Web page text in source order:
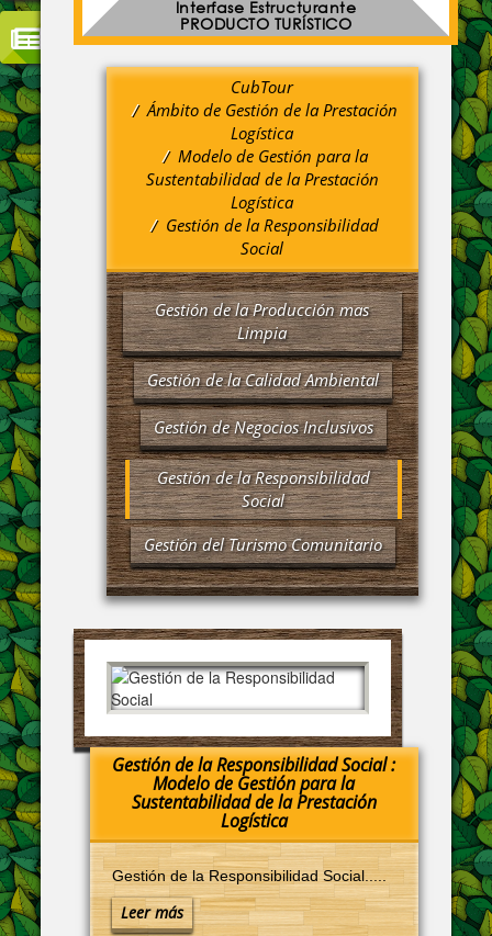
Interfase Estructurante
PRODUCTO TURÍSTICO
CubTour
Ámbito de Gestión de la Prestación
Logística
Modelo de Gestión para la
Sustentabilidad de la Prestación
Logística
Gestión de la Responsibilidad
Social
Gestión de la Producción mas
Limpia
Gestión de la Calidad Ambiental
Gestión de Negocios Inclusivos
Gestión de la Responsibilidad
Social
Gestión del Turismo Comunitario
Gestión de la Responsibilidad Social :
Modelo de Gestión para la
Sustentabilidad de la Prestación
Logística
Gestión de la Responsibilidad Social.....
Leer más